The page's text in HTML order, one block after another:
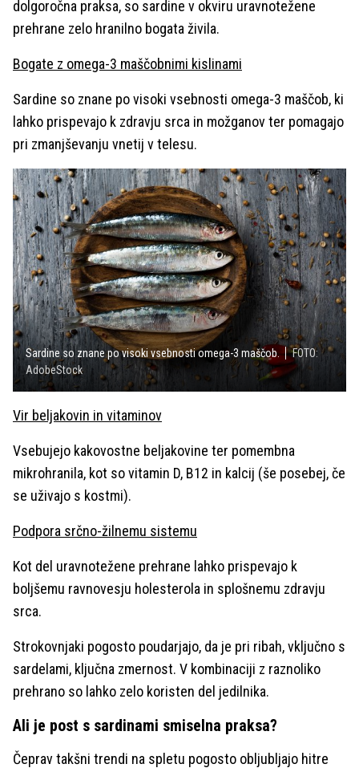
dolgoročna praksa, so sardine v okviru uravnotežene
prehrane zelo hranilno bogata živila.
Bogate z omega-3 maščobnimi kislinami
Sardine so znane po visoki vsebnosti omega-3 maščob, ki
lahko prispevajo k zdravju srca in možganov ter pomagajo
pri zmanjševanju vnetij v telesu.
Sardine so znane po visoki vsebnosti omega-3 maščob.
FOTO:
AdobeStock
Vir beljakovin in vitaminov
Vsebujejo kakovostne beljakovine ter pomembna
mikrohranila, kot so vitamin D, B12 in kalcij (še posebej, če
se uživajo s kostmi).
Podpora srčno-žilnemu sistemu
Kot del uravnotežene prehrane lahko prispevajo k
boljšemu ravnovesju holesterola in splošnemu zdravju
srca.
Strokovnjaki pogosto poudarjajo, da je pri ribah, vključno s
sardelami, ključna zmernost. V kombinaciji z raznoliko
prehrano so lahko zelo koristen del jedilnika.
Ali je post s sardinami smiselna praksa?
Čeprav takšni trendi na spletu pogosto obljubljajo hitre